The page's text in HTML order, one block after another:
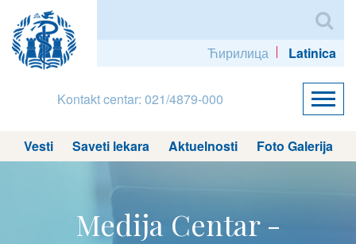
Ћирилица Latinica
Kontakt centar: 021/4879-000
Vesti Saveti lekara Aktuelnosti Foto Galerija
Medija Centar -